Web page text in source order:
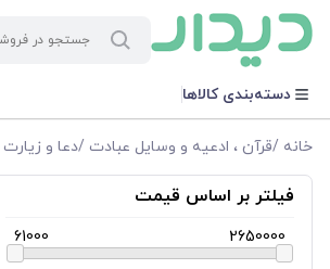
دسته‌بندی کالاها
خانه /قرآن ، ادعیه و وسایل عبادت /دعا و زیارت
فیلتر بر اساس قیمت
61000 2650000